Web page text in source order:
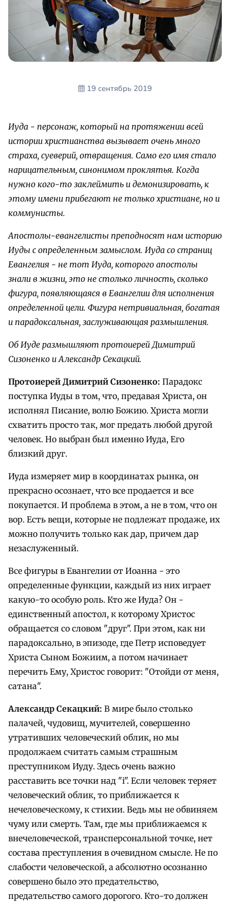
19 сентябрь 2019
Иуда - персонаж, который на протяжении всей
истории христианства вызывает очень много
страха, суеверий, отвращения. Само его имя стало
нарицательным, синонимом проклятья. Когда
нужно кого-то заклеймить и демонизировать, к
этому имени прибегают не только христиане, но и
коммунисты.
Апостолы-евангелисты преподносят нам историю
Иуды с определенным замыслом. Иуда со страниц
Евангелия - не тот Иуда, которого апостолы
знали в жизни, это не столько личность, сколько
фигура, появляющаяся в Евангелии для исполнения
определенной цели. Фигура нетривиальная, богатая
и парадоксальная, заслуживающая размышления.
Об Иуде размышляют протоиерей Димитрий
Сизоненко и Александр Секацкий.
Протоиерей Димитрий Сизоненко: Парадокс
поступка Иуды в том, что, предавая Христа, он
исполнял Писание, волю Божию. Христа могли
схватить просто так, мог предать любой другой
человек. Но выбран был именно Иуда, Его
близкий друг.
Иуда измеряет мир в координатах рынка, он
прекрасно осознает, что все продается и все
покупается. И проблема в этом, а не в том, что он
вор. Есть вещи, которые не подлежат продаже, их
можно получить только как дар, причем дар
незаслуженный.
Все фигуры в Евангелии от Иоанна - это
определенные функции, каждый из них играет
какую-то особую роль. Кто же Иуда? Он -
единственный апостол, к которому Христос
обращается со словом "друг". При этом, как ни
парадоксально, в эпизоде, где Петр исповедует
Христа Сыном Божиим, а потом начинает
перечить Ему, Христос говорит: "Отойди от меня,
сатана".
Александр Секацкий: В мире было столько
палачей, чудовищ, мучителей, совершенно
утративших человеческий облик, но мы
продолжаем считать самым страшным
преступником Иуду. Здесь очень важно
расставить все точки над "i". Если человек теряет
человеческий облик, то приближается к
нечеловеческому, к стихии. Ведь мы не обвиняем
чуму или смерть. Там, где мы приближаемся к
внечеловеческой, трансперсональной точке, нет
состава преступления в очевидном смысле. Не по
слабости человеческой, а абсолютно осознанно
совершено было это предательство,
предательство самого дорогого. Кто-то должен